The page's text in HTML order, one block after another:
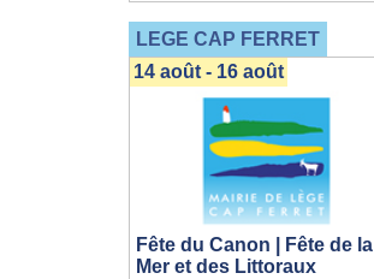
LEGE CAP FERRET
Fête du Canon | Fête de la
Mer et des Littoraux
14 août - 16 août